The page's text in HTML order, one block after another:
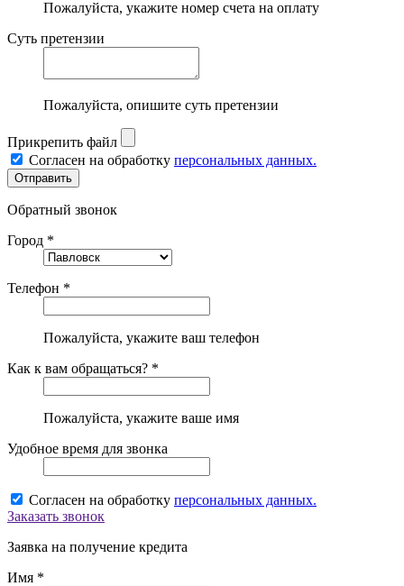
Пожалуйста, укажите номер счета на оплату
Суть претензии
Пожалуйста, опишите суть претензии
Прикрепить файл
Согласен на обработку персональных данных.
Обратный звонок
Город *
Телефон *
Пожалуйста, укажите ваш телефон
Как к вам обращаться? *
Пожалуйста, укажите ваше имя
Удобное время для звонка
Согласен на обработку персональных данных.
Заказать звонок
Заявка на получение кредита
Имя *